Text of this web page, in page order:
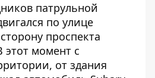
патрульной
по улице
проспекта
этот момент с
от здания